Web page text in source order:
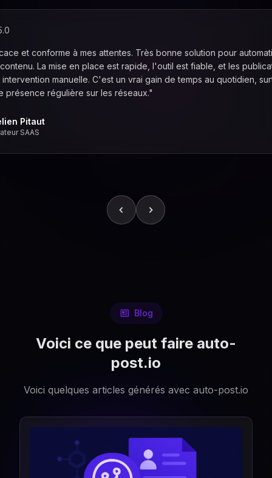
et conforme à mes attentes. Très bonne solution pour
La mise en place est rapide, l'outil est fiable, et les
intervention manuelle. C'est un vrai gain de temps au quotidien,
présence régulière sur les réseaux."
Pitaut
SAAS
Blog
Voici ce que peut faire auto-
post.io
Voici quelques articles générés avec auto-post.io